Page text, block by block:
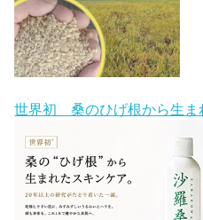
世界初 桑のひげ根から生ま